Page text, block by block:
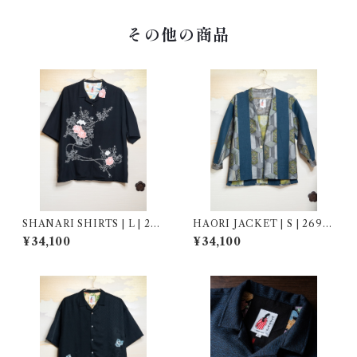
その他の商品
SHANARI SHIRTS | L | 264
044
¥34,100
HAORI JACKET | S | 2690
09
¥34,100